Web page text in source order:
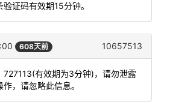
证码有效期15分钟。
608天前 10657513
727113(有效期为3分钟)，请勿泄露
，请忽略此信息。